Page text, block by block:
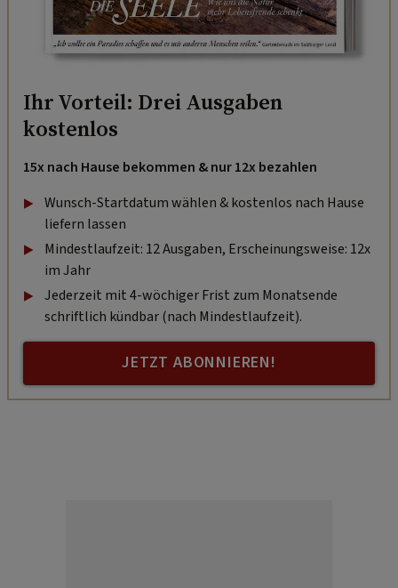
Ihr Vorteil: Drei Ausgaben
kostenlos
15x nach Hause bekommen & nur 12x bezahlen
Wunsch-Startdatum wählen & kostenlos nach Hause
liefern lassen
Mindestlaufzeit: 12 Ausgaben, Erscheinungsweise: 12x
im Jahr
Jederzeit mit 4-wöchiger Frist zum Monatsende
schriftlich kündbar (nach Mindestlaufzeit).
JETZT ABONNIEREN!